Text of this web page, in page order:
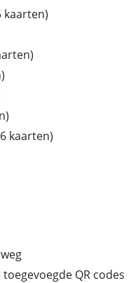
kaarten)
kaarten)
QR codes